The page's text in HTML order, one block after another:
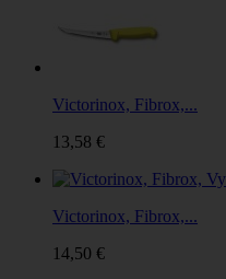
Victorinox, Fibrox,...
13,58 €
Victorinox, Fibrox,...
14,50 €